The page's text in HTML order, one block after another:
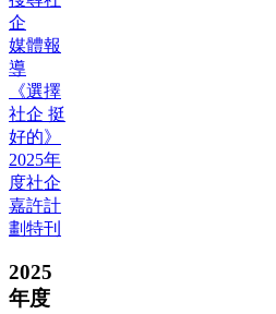
企
媒體報
導
《選擇
社企 挺
好的》
2025年
度社企
嘉許計
劃特刊
2025
年度